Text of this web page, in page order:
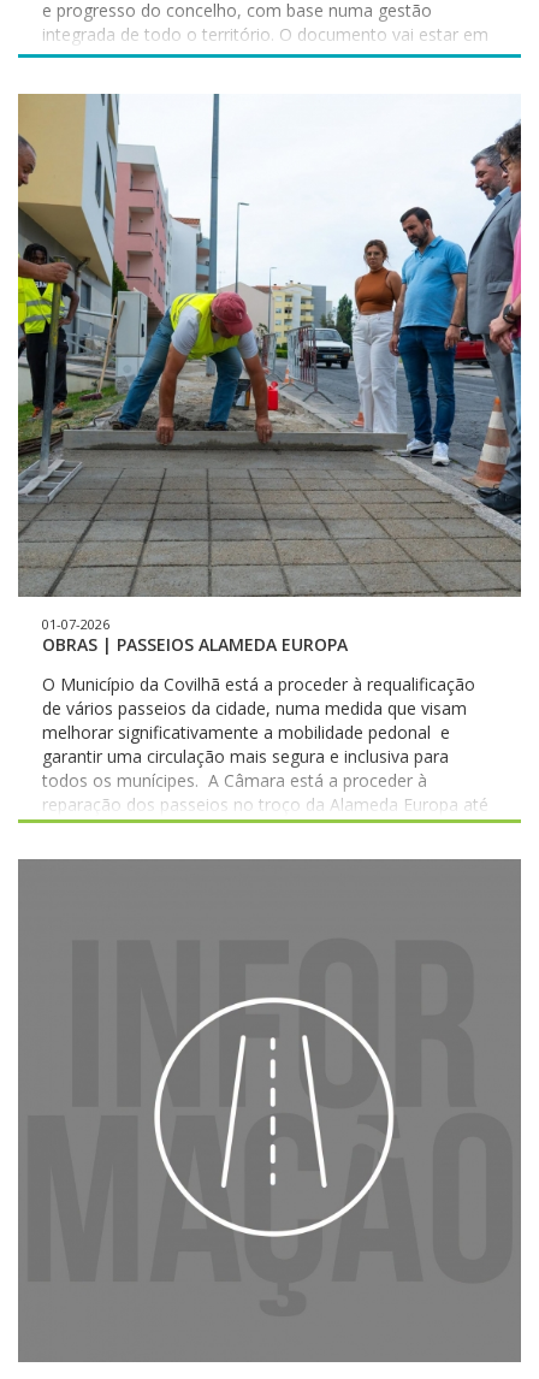
como um espaço de cultura, inovação, inclusão e
participação cívica, demonstrando que, 109 anos depois,
do desenvolvimento da comunidade.
e progresso do concelho, com base numa gestão
integrada de todo o território. O documento vai estar em
discussão pública durante 45 dias úteis, podendo os
04 de setembro. A informação pode ser consultada online
e presencialmente Online: www.cm-covilha.pt/?
cix=1202&tab=795&curr=869&lang=1
https://plantasonline.cm-covilha.pt/geoportal
Presencialmente: Departamento de Obras e Planeamento
Sítio da Corredoura 6200-026 Covilhã As propostas
podem ser apresentadas das seguintes formas: - Balcão
Único; - Balcão Único Digital; - Geoportal; - Correio
eletrónico: planeamento.ordenamento@cm-covilha.pt; -
Via postal. Participe. Todos os contributos contam.
#municipiodacovilha #atecerofuturo
01-07-2026
OBRAS | PASSEIOS ALAMEDA EUROPA
O Município da Covilhã está a proceder à requalificação
de vários passeios da cidade, numa medida que visam
melhorar significativamente a mobilidade pedonal e
garantir uma circulação mais segura e inclusiva para
todos os munícipes. A Câmara está a proceder à
reparação dos passeios no troço da Alameda Europa até
à estação de Caminhos-de-Ferro, trabalhos que o
e na segurança na nossa cidade. #municipiodacovilha